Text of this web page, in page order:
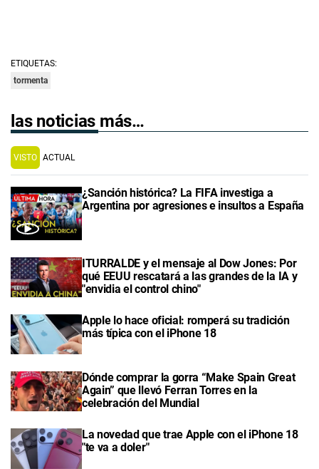
ETIQUETAS:
tormenta
las noticias más…
VISTO ACTUAL
¿Sanción histórica? La FIFA investiga a
Argentina por agresiones e insultos a España
ITURRALDE y el mensaje al Dow Jones: Por
qué EEUU rescatará a las grandes de la IA y
"envidia el control chino"
Apple lo hace oficial: romperá su tradición
más típica con el iPhone 18
Dónde comprar la gorra “Make Spain Great
Again” que llevó Ferran Torres en la
celebración del Mundial
La novedad que trae Apple con el iPhone 18
"te va a doler"